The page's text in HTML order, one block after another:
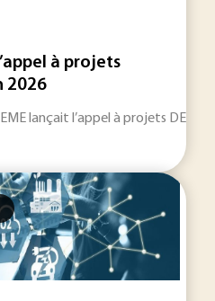
à projets
2026
lançait l’appel à projets